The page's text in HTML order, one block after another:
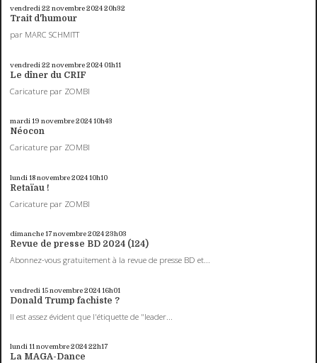
vendredi 22 novembre 202420h32
Trait d'humour
par MARC SCHMITT
vendredi 22 novembre 2024 01h11
Le dîner du CRIF
Caricature par ZOMBI
mardi 19 novembre 202410h43
Néocon
Caricature par ZOMBI
lundi 18novembre 202410h10
Retaïau !
Caricature par ZOMBI
dimanche 17novembre 202423h03
Revue de presse BD 2024 (124)
Abonnez-vous gratuitement à la revue de presse BD et...
vendredi 15novembre 202416h01
Donald Trump fachiste ?
Il est assez évident que l'étiquette de "leader...
lundi 11novembre 202422h17
La MAGA-Dance